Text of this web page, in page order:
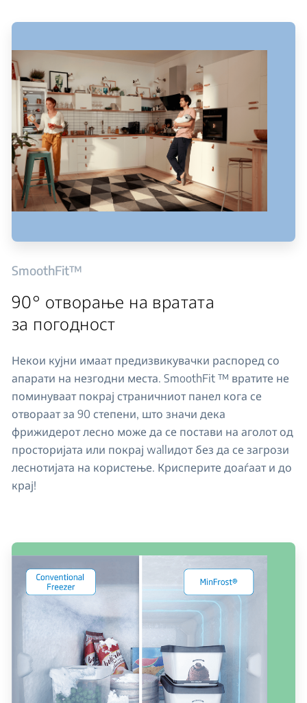
SmoothFit™
90° отворање на вратата
за погодност
Некои кујни имаат предизвикувачки распоред со
апарати на незгодни места. SmoothFit ™ вратите не
поминуваат покрај страничниот панел кога се
отвораат за 90 степени, што значи дека
фрижидерот лесно може да се постави на аголот од
просторијата или покрај wallидот без да се загрози
леснотијата на користење. Крисперите доаѓаат и до
крај!